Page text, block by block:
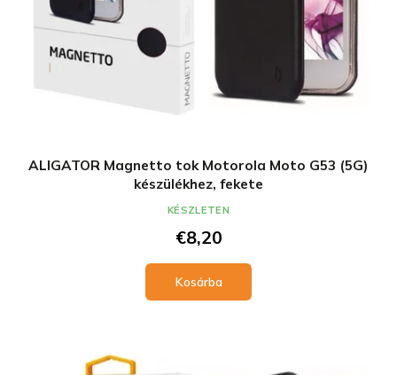
ALIGATOR Magnetto tok Motorola Moto G53 (5G)
készülékhez, fekete
€8,20
Kosárba
KÉSZLETEN